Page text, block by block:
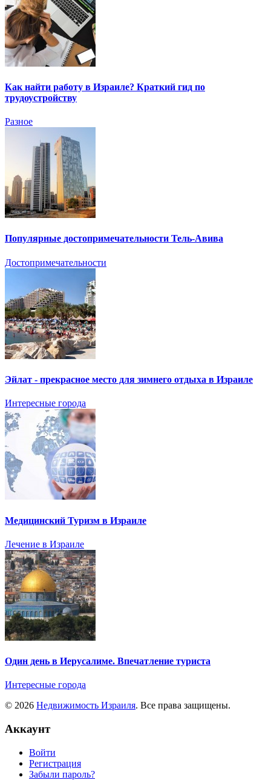
Как найти работу в Израиле? Краткий гид по
трудоустройству
Разное
Популярные достопримечательности Тель-Авива
Достопримечательности
Эйлат - прекрасное место для зимнего отдыха в Израиле
Интересные города
Медицинский Туризм в Израиле
Лечение в Израиле
Один день в Иерусалиме. Впечатление туриста
Интересные города
© 2026 Недвижимость Израиля. Все права защищены.
Аккаунт
Войти
Регистрация
Забыли пароль?